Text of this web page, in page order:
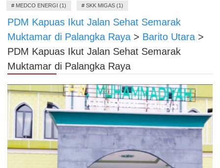
# MEDCO ENERGI (1) # SKK MIGAS (1)
PDM Kapuas Ikut Jalan Sehat Semarak
Muktamar di Palangka Raya > Barito Utara >
PDM Kapuas Ikut Jalan Sehat Semarak
Muktamar di Palangka Raya